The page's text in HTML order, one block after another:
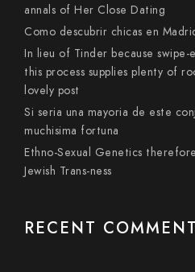
annals of Her Close Dating
Como descubrir chicas en
In lieu of Tinder because swipe-
this process supplies plenty of
lovely post
Si seri­a una mayoria de este
muchisima fortuna
Ethno-Sexual Genetics
Jewish Trans-ness
RECENT